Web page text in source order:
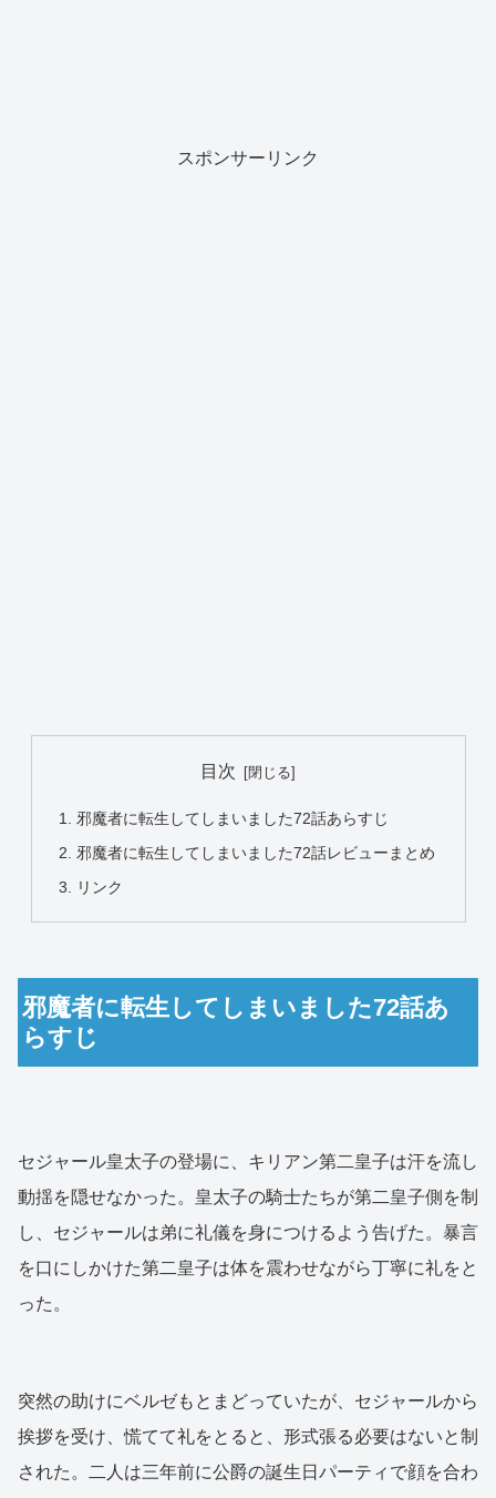
スポンサーリンク
目次
邪魔者に転生してしまいました72話あらすじ
邪魔者に転生してしまいました72話レビューまとめ
リンク
邪魔者に転生してしまいました72話あ
らすじ
セジャール皇太子の登場に、キリアン第二皇子は汗を流し
動揺を隠せなかった。皇太子の騎士たちが第二皇子側を制
し、セジャールは弟に礼儀を身につけるよう告げた。暴言
を口にしかけた第二皇子は体を震わせながら丁寧に礼をと
った。
突然の助けにベルゼもとまどっていたが、セジャールから
挨拶を受け、慌てて礼をとると、形式張る必要はないと制
された。二人は三年前に公爵の誕生日パーティで顔を合わ